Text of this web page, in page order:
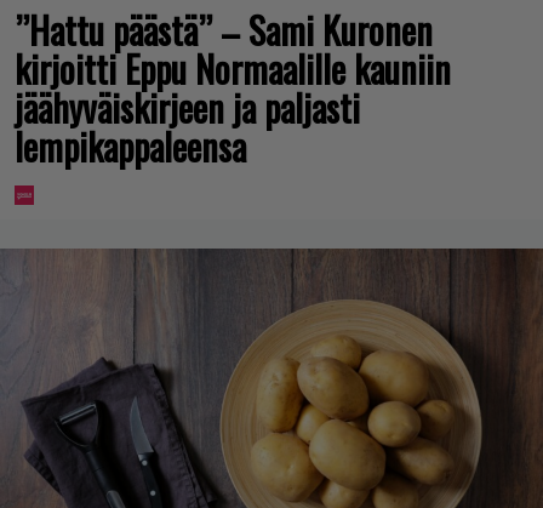
”Hattu päästä” – Sami Kuronen
kirjoitti Eppu Normaalille kauniin
jäähyväiskirjeen ja paljasti
lempikappaleensa